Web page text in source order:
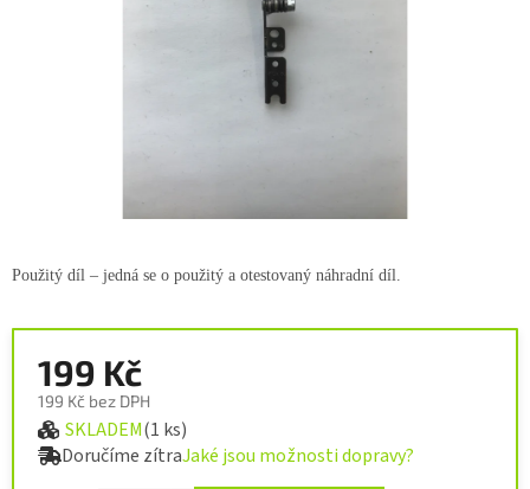
199 Kč
199 Kč bez DPH
Měrná cena:
SKLADEM(1 ks)
Doručíme zítraJaké jsou možnosti dopravy?
Použitý díl – jedná se o použitý a otestovaný náhradní díl.